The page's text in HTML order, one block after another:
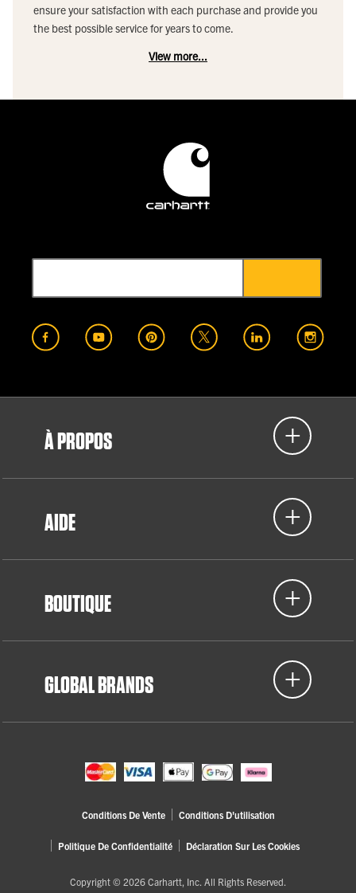
ensure your satisfaction with each purchase and provide you
the best possible service for years to come.
View more...
À PROPOS
AIDE
BOUTIQUE
GLOBAL BRANDS
Conditions De Vente Conditions D'utilisation
Politique De Confidentialité Déclaration Sur Les Cookies
Copyright © 2026 Carhartt, Inc. All Rights Reserved.